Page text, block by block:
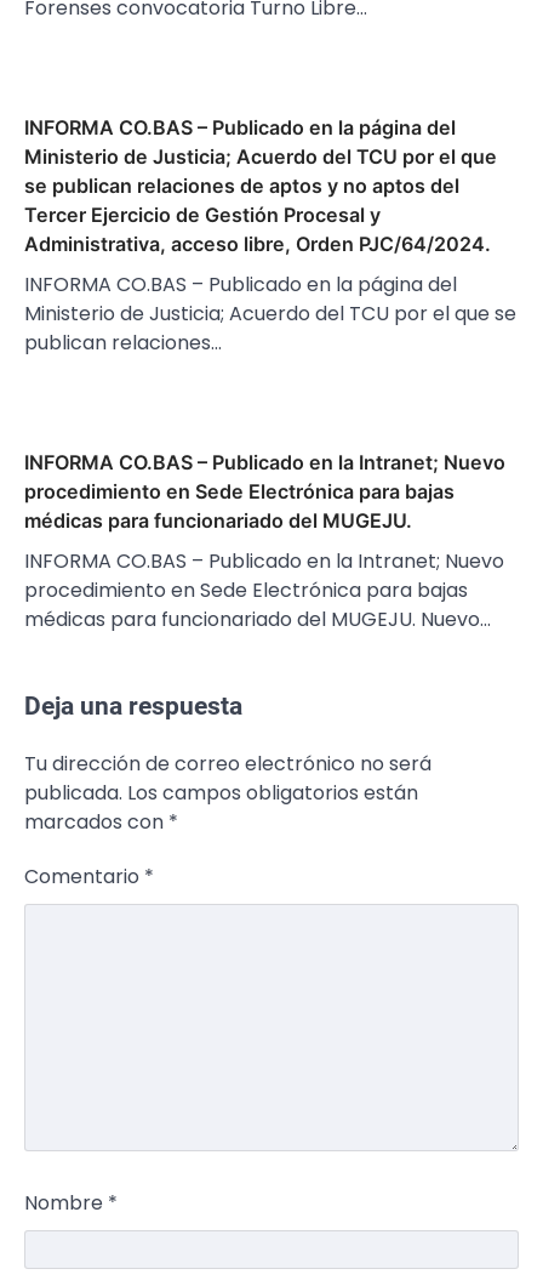
Forenses convocatoria Turno Libre…
INFORMA CO.BAS – Publicado en la página del
Ministerio de Justicia; Acuerdo del TCU por el que
se publican relaciones de aptos y no aptos del
Tercer Ejercicio de Gestión Procesal y
Administrativa, acceso libre, Orden PJC/64/2024.
INFORMA CO.BAS – Publicado en la página del
Ministerio de Justicia; Acuerdo del TCU por el que se
publican relaciones…
INFORMA CO.BAS – Publicado en la Intranet; Nuevo
procedimiento en Sede Electrónica para bajas
médicas para funcionariado del MUGEJU.
INFORMA CO.BAS – Publicado en la Intranet; Nuevo
procedimiento en Sede Electrónica para bajas
médicas para funcionariado del MUGEJU. Nuevo…
Deja una respuesta
Tu dirección de correo electrónico no será
publicada. Los campos obligatorios están
marcados con *
Comentario *
Nombre *